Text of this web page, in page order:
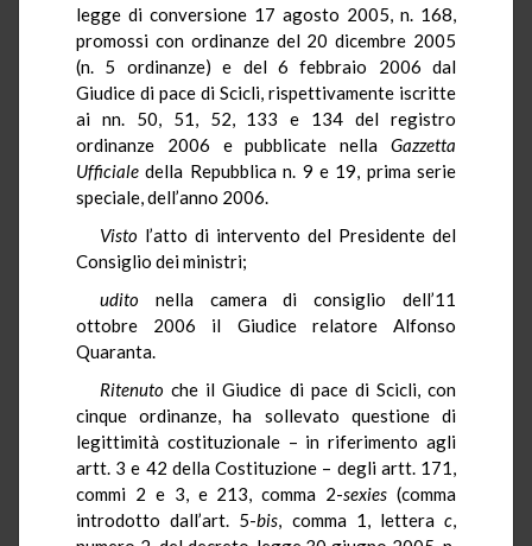
legge di conversione 17 agosto 2005, n. 168,
promossi con ordinanze del 20 dicembre 2005
(n. 5 ordinanze) e del 6 febbraio 2006 dal
Giudice di pace di Scicli, rispettivamente iscritte
ai nn. 50, 51, 52, 133 e 134 del registro
ordinanze 2006 e pubblicate nella Gazzetta
Ufficiale della Repubblica n. 9 e 19, prima serie
speciale, dell’anno 2006.
Visto l’atto di intervento del Presidente del
Consiglio dei ministri;
udito nella camera di consiglio dell’11
ottobre 2006 il Giudice relatore Alfonso
Quaranta.
Ritenuto che il Giudice di pace di Scicli, con
cinque ordinanze, ha sollevato questione di
legittimità costituzionale – in riferimento agli
artt. 3 e 42 della Costituzione – degli artt. 171,
commi 2 e 3, e 213, comma 2-sexies (comma
introdotto dall’art. 5-bis, comma 1, letterac,